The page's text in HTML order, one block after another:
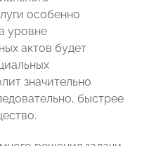
особенно
уровне
актов будет
значительно
быстрее